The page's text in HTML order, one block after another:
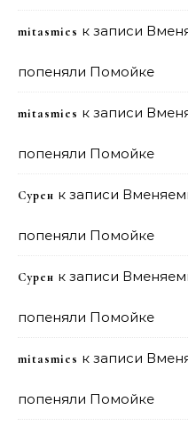
mitasmies к записи
попеняли Помойке
mitasmies к записи
попеняли Помойке
Сурен к записи
попеняли Помойке
Сурен к записи
попеняли Помойке
mitasmies к записи
попеняли Помойке